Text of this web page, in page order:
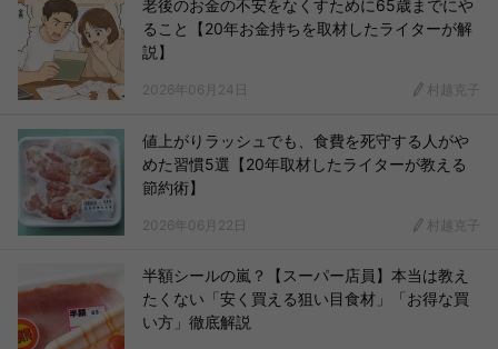
老後のお金の不安をなくすために65歳までにや
ること【20年お金持ちを取材したライターが解
説】
2026年06月24日 村越克子
値上がりラッシュでも、食費を死守する人がや
めた習慣5選【20年取材したライターが教える
節約術】
2026年06月22日 村越克子
半額シールの嵐？【スーパー店員】本当は教え
たくない「安く買える狙い目食材」「お得な買
い方」徹底解説